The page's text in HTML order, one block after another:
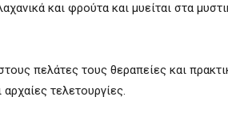
και φρούτα και μυείται στα
πελάτες τους θεραπείες και
τελετουργίες.